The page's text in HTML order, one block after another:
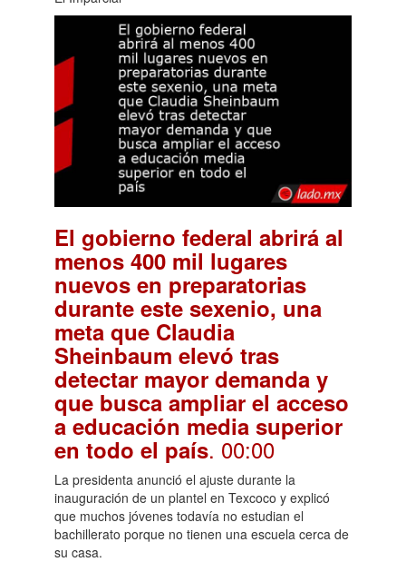
El gobierno federal abrirá al
menos 400 mil lugares
nuevos en preparatorias
durante este sexenio, una
meta que Claudia
Sheinbaum elevó tras
detectar mayor demanda y
que busca ampliar el acceso
a educación media superior
en todo el país. 00:00
La presidenta anunció el ajuste durante la
inauguración de un plantel en Texcoco y explicó
que muchos jóvenes todavía no estudian el
bachillerato porque no tienen una escuela cerca de
su casa.